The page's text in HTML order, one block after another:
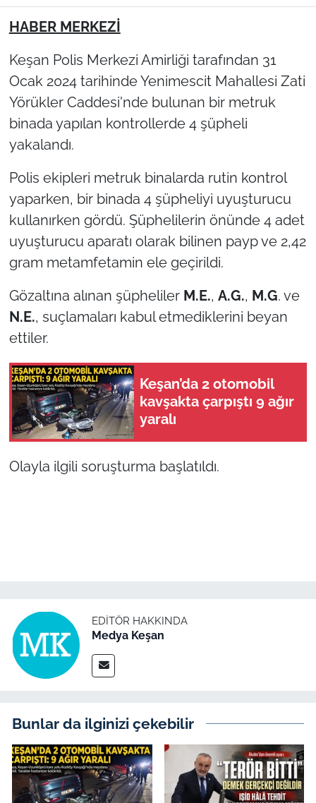
HABER MERKEZİ
Keşan Polis Merkezi Amirliği tarafından 31
Ocak 2024 tarihinde Yenimescit Mahallesi Zati
Yörükler Caddesi'nde bulunan bir metruk
binada yapılan kontrollerde 4 şüpheli
yakalandı.
Polis ekipleri metruk binalarda rutin kontrol
yaparken, bir binada 4 şüpheliyi uyuşturucu
kullanırken gördü. Şüphelilerin önünde 4 adet
uyuşturucu aparatı olarak bilinen payp ve 2,42
gram metamfetamin ele geçirildi.
Gözaltına alınan şüpheliler M.E., A.G., M.G. ve
N.E., suçlamaları kabul etmediklerini beyan
ettiler.
Keşan’da 2 otomobil
kavşakta çarpıştı 9 ağır
yaralı
Olayla ilgili soruşturma başlatıldı.
EDITÖR HAKKINDA
Medya Keşan
Bunlar da ilginizi çekebilir
YAŞAM
EDİRNE
TEKİRDAĞ
KIRKLARELİ
TÜRKİYE
Bölge
Genel
Flaş Haber
Dış Haberler
Finans
Genel-A